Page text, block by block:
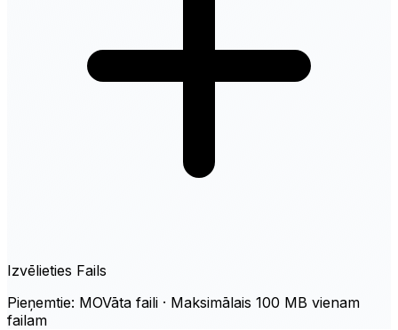
Izvēlieties Fails
Pieņemtie: MOVāta faili · Maksimālais 100 MB vienam
failam